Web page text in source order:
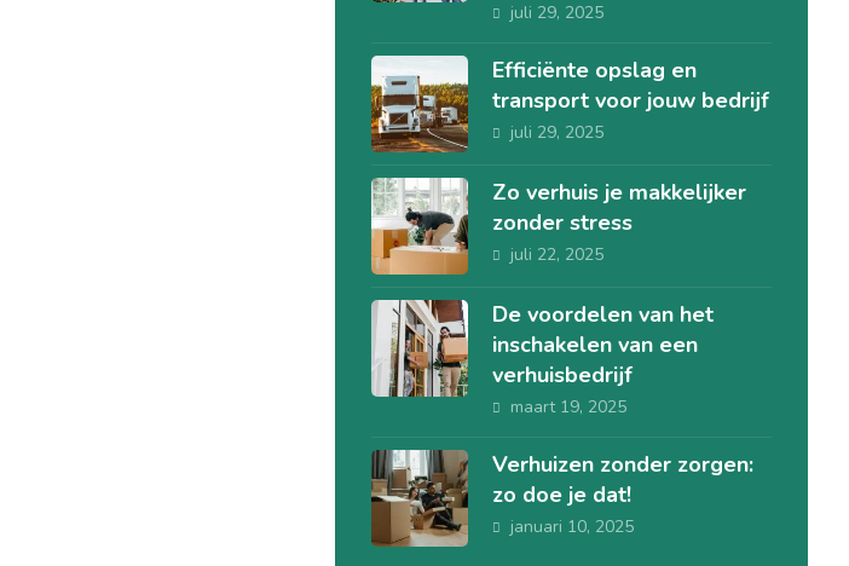
juli 29, 2025
Efficiënte opslag en
transport voor jouw bedrijf
juli 29, 2025
Zo verhuis je makkelijker
zonder stress
juli 22, 2025
De voordelen van het
inschakelen van een
verhuisbedrijf
maart 19, 2025
Verhuizen zonder zorgen:
zo doe je dat!
januari 10, 2025